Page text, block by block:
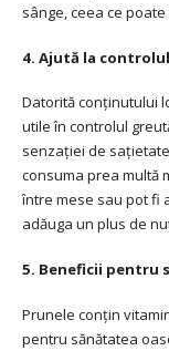
sânge, ceea ce
4. Ajută la
Datorită conținutului
utile în controlul
senzației de
consuma prea multă
între mese sau pot fi
adăuga un plus de
5. Beneficii pentru
Prunele conțin
pentru sănătatea